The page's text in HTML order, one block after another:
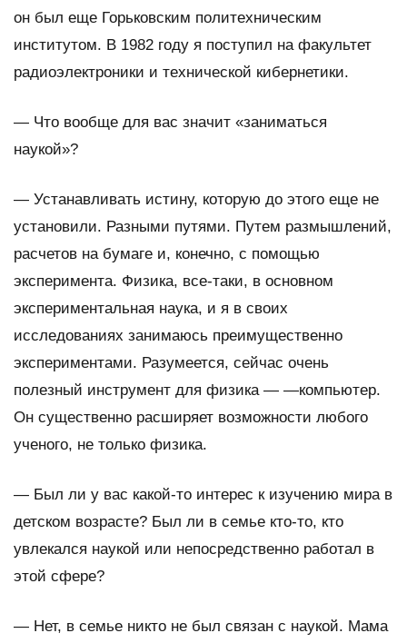
он был еще Горьковским политехническим
институтом. В 1982 году я поступил на факультет
радиоэлектроники и технической кибернетики.
— Что вообще для вас значит «заниматься
наукой»?
— Устанавливать истину, которую до этого еще не
установили. Разными путями. Путем размышлений,
расчетов на бумаге и, конечно, с помощью
эксперимента. Физика, все-таки, в основном
экспериментальная наука, и я в своих
исследованиях занимаюсь преимущественно
экспериментами. Разумеется, сейчас очень
полезный инструмент для физика — —компьютер.
Он существенно расширяет возможности любого
ученого, не только физика.
— Был ли у вас какой-то интерес к изучению мира в
детском возрасте? Был ли в семье кто-то, кто
увлекался наукой или непосредственно работал в
этой сфере?
— Нет, в семье никто не был связан с наукой. Мама